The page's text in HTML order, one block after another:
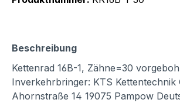
Beschreibung
Kettenrad 16B-1, Zähne=30
Inverkehrbringer: KTS Kettentechnik
Ahornstraße 14 19075 Pampow